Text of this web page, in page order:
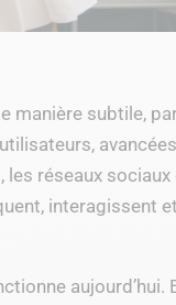
manière subtile,
avancées
réseaux
interagissent et
aujourd’hui.